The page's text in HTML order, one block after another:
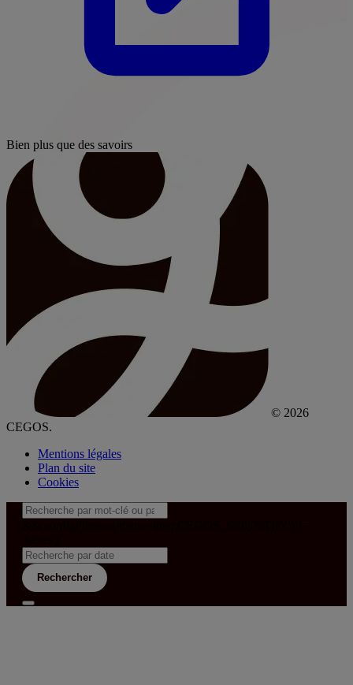
Bien plus que des savoirs
© 2026
CEGOS.
Mentions légales
Plan du site
Cookies
Rechercher